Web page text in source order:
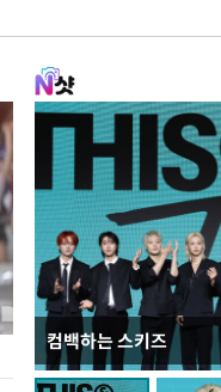
컴백하는 스키즈
입추 하루 앞둔 전남
폭염